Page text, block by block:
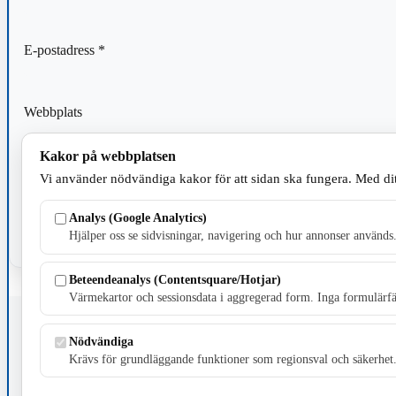
E-postadress *
Webbplats
Spara mitt namn, min e-postadress och webbplats i denna
Fristående webbtidningsföretag grundat 1991 som sedan 2002
Kakor på webbplatsen
Vi använder nödvändiga kakor för att sidan ska fungera. Med
Analys (Google Analytics)
Hjälper oss se sidvisningar, navigering och hur annonser används.
Beteendeanalys (Contentsquare/Hotjar)
Värmekartor och sessionsdata i aggregerad form. Inga
Nödvändiga
Krävs för grundläggande funktioner som regionsval och säkerhet.